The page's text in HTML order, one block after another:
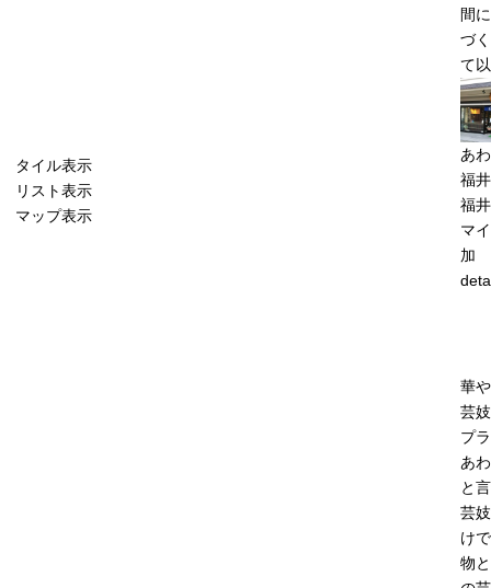
タイル表示
リスト表示
マップ表示
間
づ
て
あ
福
福
マ
加
華
芸
プ
あ
と
芸
け
物